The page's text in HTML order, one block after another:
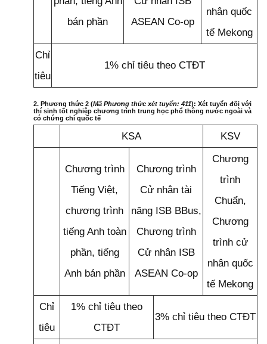
bán phần
ASEAN Co-op
nhân quốc
tế Mekong
Chỉ
tiêu
1% chỉ tiêu theo CTĐT
2. Phương thức 2 (Mã Phương thức xét tuyển: 411): Xét tuyển đối với
thí sinh tốt nghiệp chương trình trung học phổ thông nước ngoài và
có chứng chỉ quốc tế
KSA KSV
Chương trình
Tiếng Việt,
chương trình
tiếng Anh toàn
phần, tiếng
Anh bán phần
Chương trình
Cử nhân tài
năng ISB BBus,
Chương trình
Cử nhân ISB
ASEAN Co-op
Chương
trình
Chuẩn,
Chương
trình cử
nhân quốc
tế Mekong
Chỉ
tiêu
1% chỉ tiêu theo
CTĐT
3% chỉ tiêu theo CTĐT